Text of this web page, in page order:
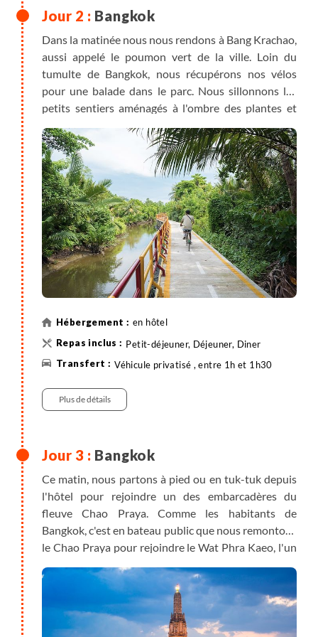
Bangkok
Dans la matinée nous nous rendons à Bang Krachao,
aussi appelé le poumon vert de la ville. Loin du
tumulte de Bangkok, nous récupérons nos vélos
pour une balade dans le parc. Nous sillonnons les
petits sentiers aménagés à l'ombre des plantes et
dans des temples dorés rarement visités par les
étrangers. Retour en centre-ville et visite du Wat
Pho, ce temple célèbre pour son immense bouddha
couché, le plus grand de Thaïlande. Puis, balade dans
le quartier historique de Talad Noi, avec ses ruelles
étroites, ses bâtiments anciens aux façades ornées
et volets en bois, et ses temples chinois. Le quartier
est également connu pour être un lieu artistique
original, avec de nombreuses œuvres murales
disséminées dans les ruelles.
en hôtel
Petit-déjeuner, Déjeuner, Diner
Véhicule privatisé , entre 1h et 1h30
Plus de détails
Bangkok
Ce matin, nous partons à pied ou en tuk-tuk depuis
l'hôtel pour rejoindre un des embarcadères du
fleuve Chao Praya. Comme les habitants de
Bangkok, c'est en bateau public que nous remontons
le Chao Praya pour rejoindre le Wat Phra Kaeo, l'un
sous ses toits scintillants et derrière ses murs de
mosaïques et de statues, un bouddha en jade. La
Thaïlande est réputée pour son extraordinaire
richesse culinaire et surtout sa cuisine de rue. Après